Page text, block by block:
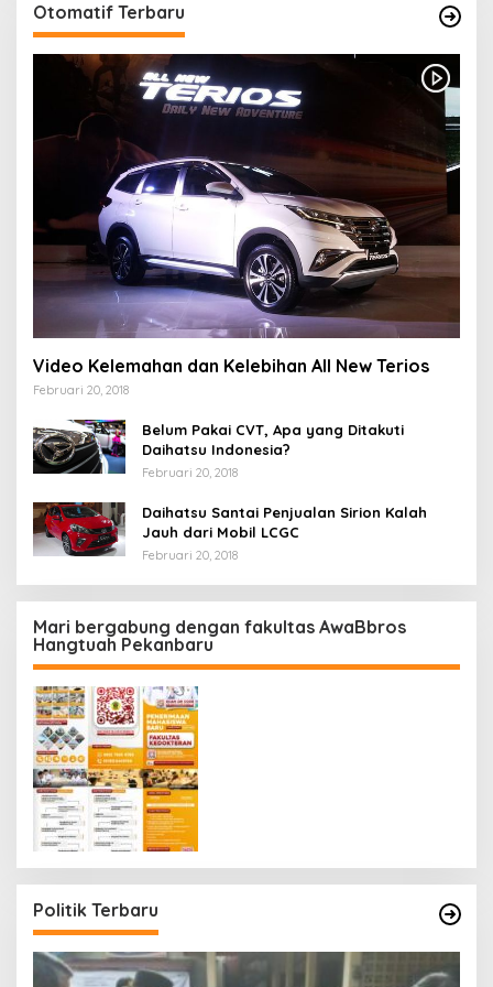
Otomatif Terbaru
Video Kelemahan dan Kelebihan All New Terios
Februari 20, 2018
Belum Pakai CVT, Apa yang Ditakuti
Daihatsu Indonesia?
Februari 20, 2018
Daihatsu Santai Penjualan Sirion Kalah
Jauh dari Mobil LCGC
Februari 20, 2018
Mari bergabung dengan fakultas AwaBbros
Hangtuah Pekanbaru
Politik Terbaru